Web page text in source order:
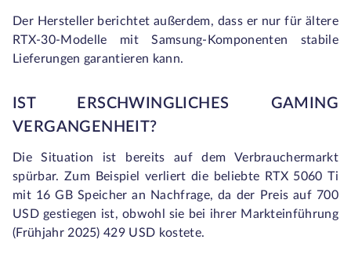
Der Hersteller berichtet außerdem, dass er nur für ältere
RTX-30-Modelle mit Samsung-Komponenten stabile
Lieferungen garantieren kann.
IST ERSCHWINGLICHES GAMING
VERGANGENHEIT?
Die Situation ist bereits auf dem Verbrauchermarkt
spürbar. Zum Beispiel verliert die beliebte RTX 5060 Ti
mit 16 GB Speicher an Nachfrage, da der Preis auf 700
USD gestiegen ist, obwohl sie bei ihrer Markteinführung
(Frühjahr 2025) 429 USD kostete.